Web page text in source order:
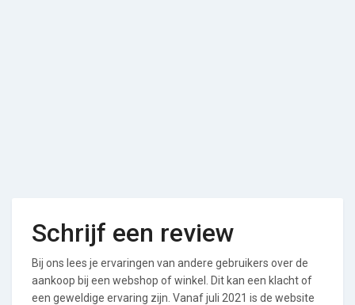
Schrijf een review
Bij ons lees je ervaringen van andere gebruikers over de
aankoop bij een webshop of winkel. Dit kan een klacht of
een geweldige ervaring zijn. Vanaf juli 2021 is de website